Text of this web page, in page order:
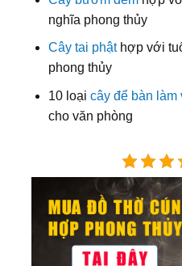
nghĩa phong thủy
Cây tai phậthợp với
phong thủy
10 loại cây để bàn làm
cho văn phòng